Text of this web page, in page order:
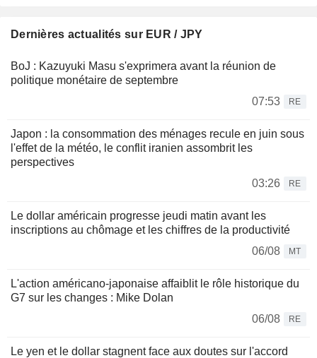
Dernières actualités sur EUR / JPY
BoJ : Kazuyuki Masu s'exprimera avant la réunion de
politique monétaire de septembre
07:53
RE
Japon : la consommation des ménages recule en juin sous
l'effet de la météo, le conflit iranien assombrit les
perspectives
03:26
RE
Le dollar américain progresse jeudi matin avant les
inscriptions au chômage et les chiffres de la productivité
06/08
MT
L'action américano-japonaise affaiblit le rôle historique du
G7 sur les changes : Mike Dolan
06/08
RE
Le yen et le dollar stagnent face aux doutes sur l'accord